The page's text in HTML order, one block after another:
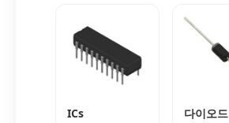
ICs 다이오드